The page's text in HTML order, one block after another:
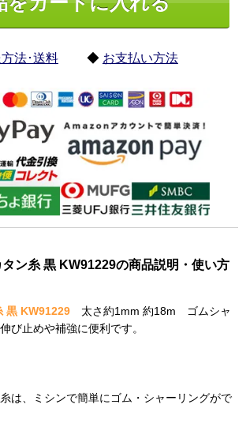
法･送料 ◆ お支払い方法
ン糸 黒 KW91229の商品説明・使い方
黒 KW91229 太さ約1mm 約18m ゴムシャ
び止めや補強に便利です。
は、ミシンで簡単にゴム・シャーリングがで